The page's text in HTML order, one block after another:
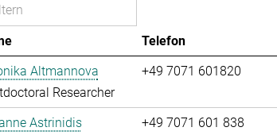
Telefon
Altmannova
Researcher
+49 7071 601820
Astrinidis
+49 7071 601 838